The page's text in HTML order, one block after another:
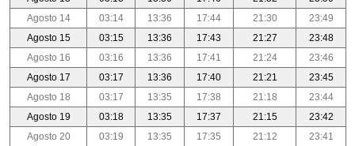
Agosto 14
03:14 13:36 17:44 21:30
23:49
Agosto 15
03:15 13:36 17:43 21:27
23:48
Agosto 16
03:16 13:36 17:41 21:24
23:46
Agosto 17
03:17 13:36 17:40 21:21
23:45
Agosto 18
03:17 13:35 17:38 21:18
23:44
Agosto 19
03:18 13:35 17:37 21:15
23:42
Agosto 20
03:19 13:35 17:35 21:12
23:41